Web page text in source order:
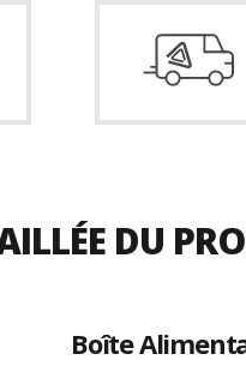
DU
Boîte